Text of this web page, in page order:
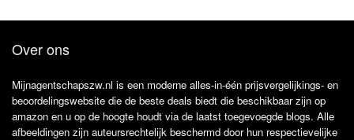
Over ons
Mijnagentschapszw.nl is een moderne alles-in-één prijsvergelijkings- en
beoordelingswebsite die de beste deals biedt die beschikbaar zijn op
amazon en u op de hoogte houdt via de laatst toegevoegde blogs. Alle
afbeeldingen zijn auteursrechtelijk beschermd door hun respectievelijke